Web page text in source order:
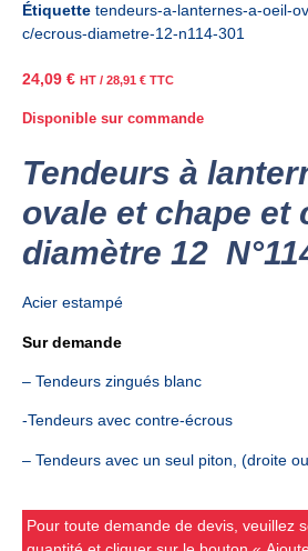
Étiquette tendeurs-a-lanternes-a-oeil-
c/ecrous-diametre-12-n114-301
24,09 € HT / 28,91 € TTC
Disponible sur commande
Tendeurs à
ovale et chape et
diamètre 12
Acier estampé
Sur demande
– Tendeurs zingués blanc
-Tendeurs avec contre-écrous
– Tendeurs avec un seul piton, (droite
Pour toute demande de devis, veuillez